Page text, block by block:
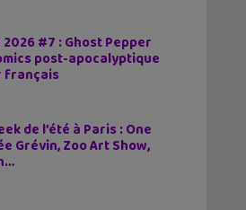
#7 : Ghost Pepper
post-apocalyptique
français
de l’été à Paris : One
Grévin, Zoo Art Show,